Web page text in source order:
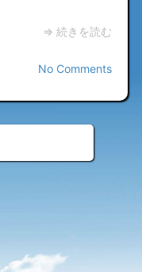
⇒ 続きを読む
No Comments